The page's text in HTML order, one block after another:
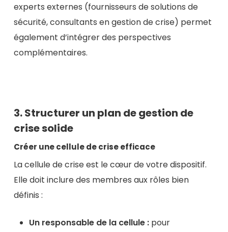
experts externes (fournisseurs de solutions de
sécurité, consultants en gestion de crise) permet
également d’intégrer des perspectives
complémentaires.
3. Structurer un plan de gestion de
crise solide
Créer une cellule de crise efficace
La cellule de crise est le cœur de votre dispositif.
Elle doit inclure des membres aux rôles bien
définis :
Un responsable de la cellule :pour